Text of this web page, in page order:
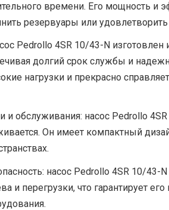
времени. Его мощность и
резервуары или удовлетворить
Pedrollo 4SR 10/43-N
долгий срок службы и
нагрузки и прекрасно
и обслуживания: насос Pedrollo
Он имеет компактный
насос Pedrollo 4SR 10/43-
и перегрузки, что гарантирует